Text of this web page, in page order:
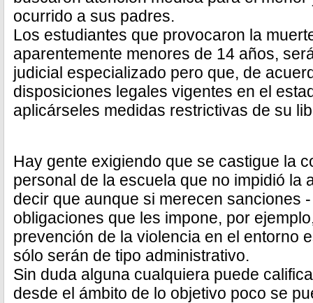
ocurrido a sus padres.
Los estudiantes que provocaron la
aparentemente menores de 14 años,
judicial especializado pero que, de
disposiciones legales vigentes en el
aplicárseles medidas restrictivas de su
Hay gente exigiendo que se castigue la
personal de la escuela que no impidió la
decir que aunque si merecen sanciones
obligaciones que les impone, por
prevención de la violencia en el entorno
sólo serán de tipo administrativo.
Sin duda alguna cualquiera puede
desde el ámbito de lo objetivo poco se